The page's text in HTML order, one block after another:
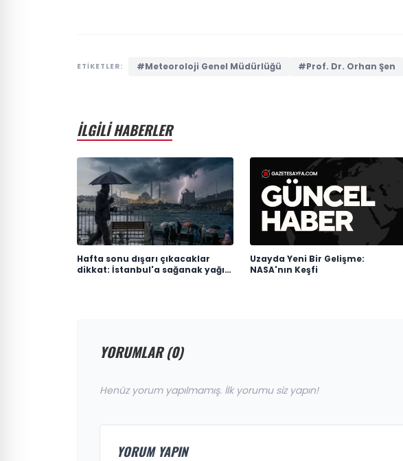
ETİKETLER: #Meteoroloji Genel Müdürlüğü #Prof. Dr. Orhan Şen
İLGİLİ HABERLER
Hafta sonu dışarı çıkacaklar
dikkat: İstanbul'a sağanak yağış
Uzayda Yeni Bir Gelişme:
NASA'nın Keşfi
YORUMLAR (0)
Henüz yorum yapılmamış. İlk yorumu siz yapın!
YORUM YAPIN